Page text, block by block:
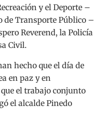
y el Deporte –
de Transporte Público –
Reverend, la Policía
Civil.
hecho que el día de
en paz y en
el trabajo conjunto
el alcalde Pinedo